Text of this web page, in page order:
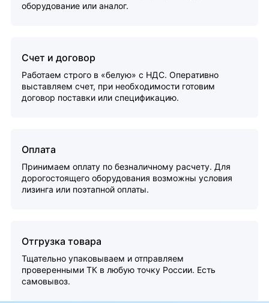
оборудование или аналог.
Счет и договор
Работаем строго в «белую» с НДС. Оперативно
выставляем счет, при необходимости готовим
договор поставки или спецификацию.
Оплата
Принимаем оплату по безналичному расчету. Для
дорогостоящего оборудования возможны условия
лизинга или поэтапной оплаты.
Отгрузка товара
Тщательно упаковываем и отправляем
проверенными ТК в любую точку России. Есть
самовывоз.